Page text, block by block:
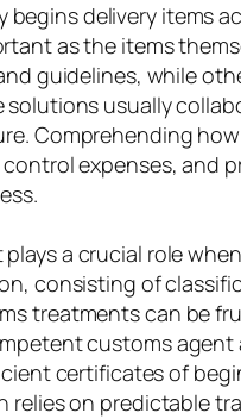
begins delivery items
as the items
guidelines, while
usually
Comprehending
control expenses, and
a crucial role
consisting of
treatments can be
customs
certificates of
relies on predictable